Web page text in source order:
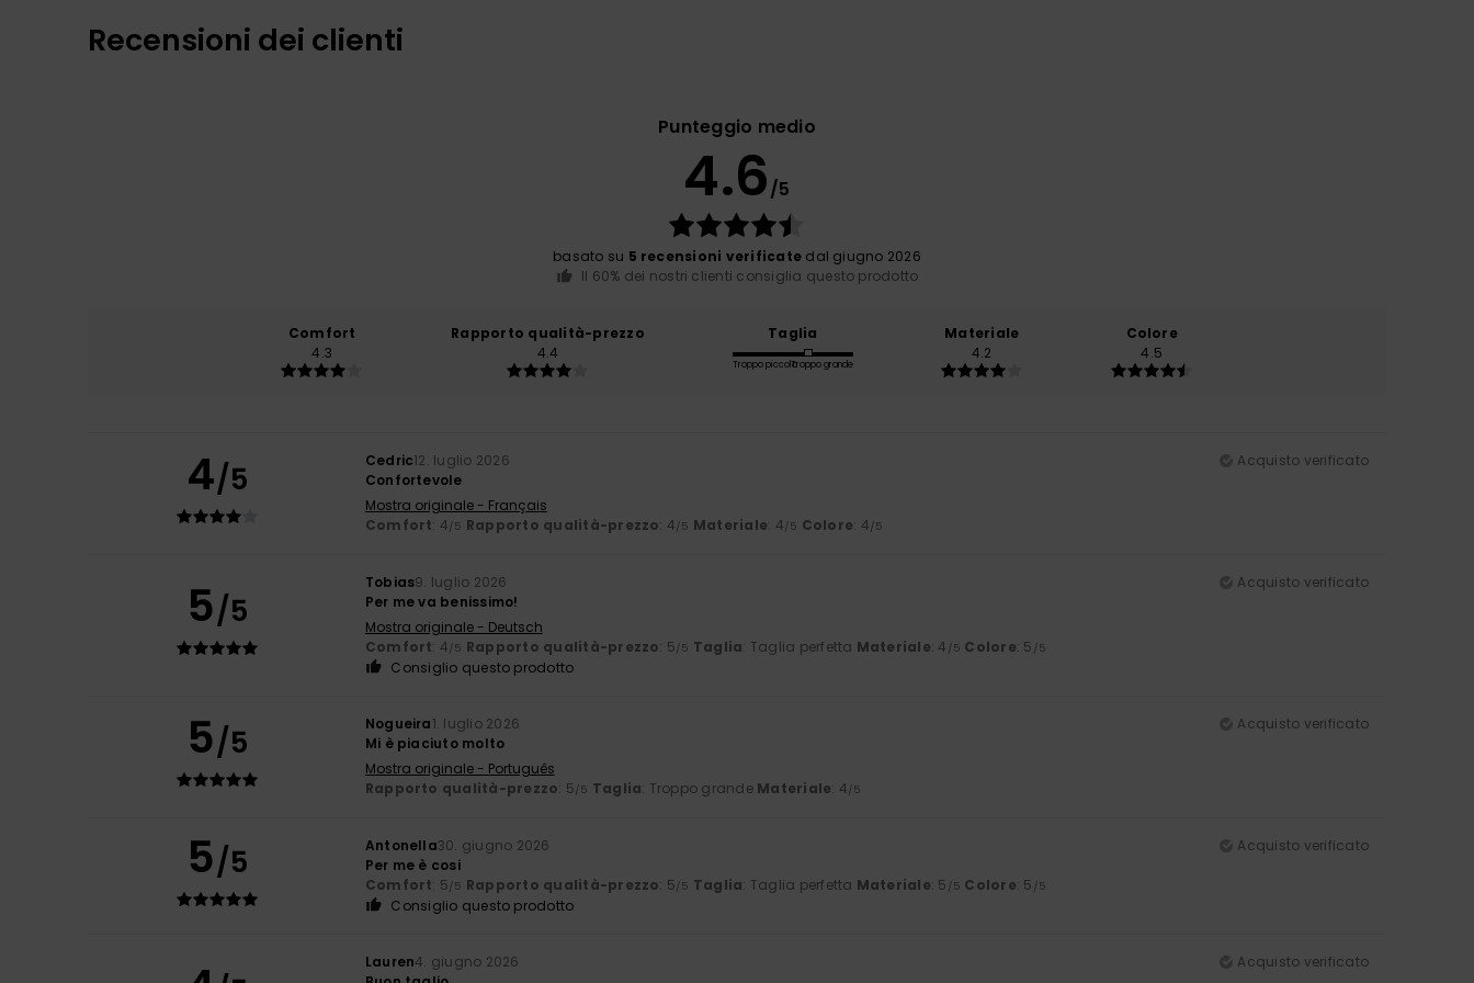
Recensioni dei clienti
Punteggio medio
4.6/5
basato su 5 recensioni verificate dal giugno 2026
Il 60% dei nostri clienti consiglia questo prodotto
Comfort
4.3
Rapporto qualità-prezzo
4.4
Taglia
Troppo piccoloTroppo grande
Materiale
4.2
Colore
4.5
4/5 Cedric12. luglio 2026
Acquisto verificato
Confortevole
Mostra originale - Français
Comfort: 4/5 Rapporto qualità-prezzo: 4/5 Materiale: 4/5 Colore: 4/5
5/5
Tobias9. luglio 2026
Acquisto verificato
Per me va benissimo!
Mostra originale - Deutsch
Comfort: 4/5 Rapporto qualità-prezzo: 5/5 Taglia: Taglia perfetta Materiale: 4 /5 Colore: 5 /5
Consiglio questo prodotto
5/5 Nogueira1. luglio 2026
Acquisto verificato
Mi è piaciuto molto
Mostra originale - Português
Rapporto qualità-prezzo: 5/5 Taglia: Troppo grande Materiale: 4/5
5/5 Antonella30. giugno 2026
Acquisto verificato
Per me è cosi
Comfort: 5/5 Rapporto qualità-prezzo: 5/5 Taglia: Taglia perfetta Materiale: 5 /5 Colore: 5 /5
Consiglio questo prodotto
Lauren4. giugno 2026
Acquisto verificato